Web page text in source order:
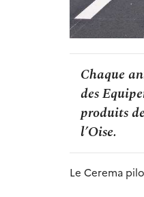
Chaque
des
produits
l’Oise.
Le Cerema